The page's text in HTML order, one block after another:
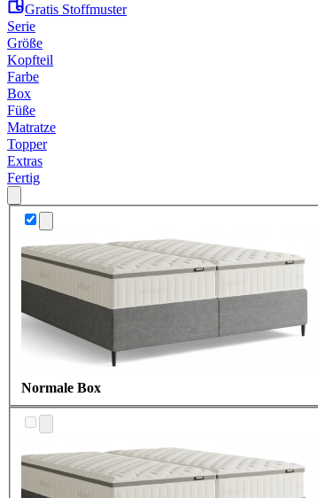
Gratis Stoffmuster
Serie
Größe
Kopfteil
Farbe
Box
Füße
Matratze
Topper
Extras
Fertig
Normale Box